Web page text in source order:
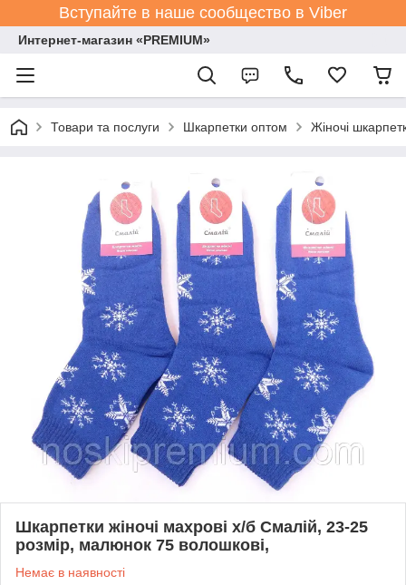
Вступайте в наше сообщество в Viber
Интернет-магазин «PREMIUM»
Товари та послуги Шкарпетки оптом Жіночі
Шкарпетки жіночі махрові х/б Смалій, 23-25
розмір, малюнок 75 волошкові,
Немає в наявності